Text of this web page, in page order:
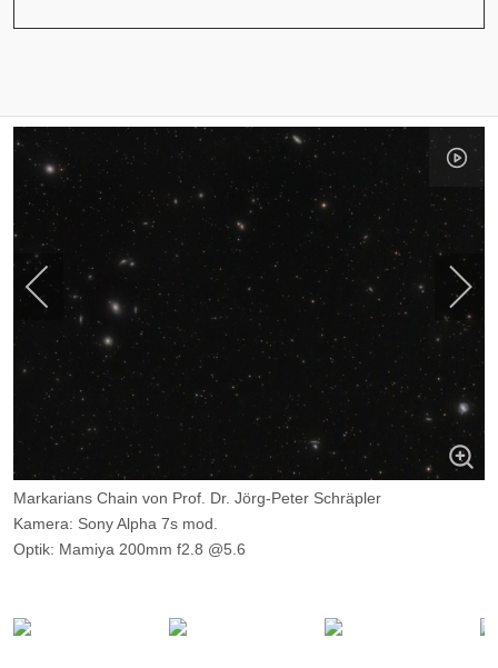
Markarians Chain von Prof. Dr. Jörg-Peter Schräpler
Kamera: Sony Alpha 7s mod.
Optik: Mamiya 200mm f2.8 @5.6
Ort: WHS,Essen Datum: 23.4.2015